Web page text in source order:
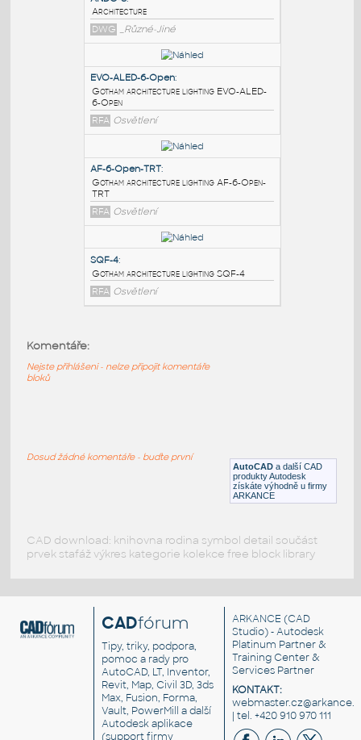
PODOBNÉ BLOKY:
ANDO-8:
Architecture
DWG _Různé-Jiné
EVO-ALED-6-Open
Gotham architecture lighting EVO-ALED-
6-Open
RFA
RFA Osvětlení
AutoCAD a další CAD
produkty Autodesk
získáte výhodně u firmy
ARKANCE
Komentáře:
Nejste přihlášeni - nelze připojit komentáře
bloků
Dosud žádné komentáře - buďte první
CAD download: knihovna rodina symbol detail součást
prvek stafáž výkres kategorie kolekce free block library
CADfórum
Tipy, triky, podpora,
pomoc a rady pro
AutoCAD, LT, Inventor,
Revit, Map, Civil 3D, 3ds
Max, Fusion, Forma,
Vault, PowerMill a další
Autodesk aplikace
(support firmy
ARKANCE (CAD
Studio) - Autodesk
Platinum Partner &
Training Center &
Services Partner
KONTAKT:
| tel. +420 910 970 111